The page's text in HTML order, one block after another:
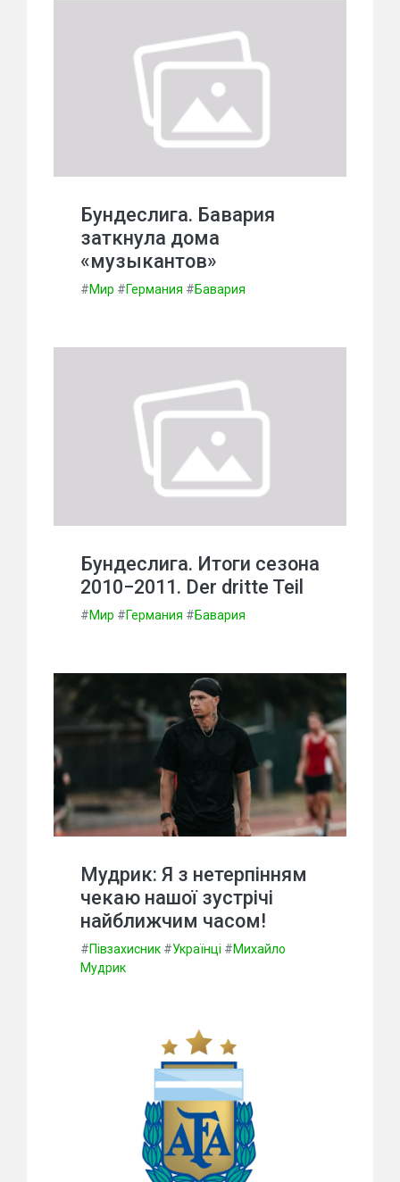
Бундеслига. Бавария
заткнула дома
«музыкантов»
#Мир #Германия #Бавария
Бундеслига. Итоги сезона
2010−2011. Der dritte Teil
#Мир #Германия #Бавария
Мудрик: Я з нетерпінням
чекаю нашої зустрічі
найближчим часом!
#Півзахисник #Українці #Михайло
Мудрик